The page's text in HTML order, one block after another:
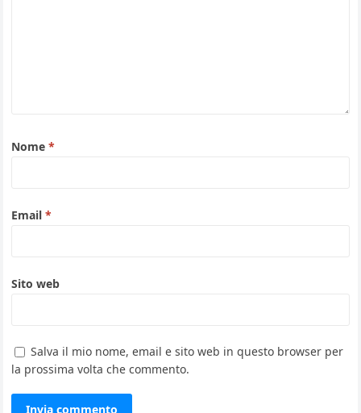
Nome*
Email*
Sito web
Salva il mio nome, email e sito web in questo browser per
la prossima volta che commento.